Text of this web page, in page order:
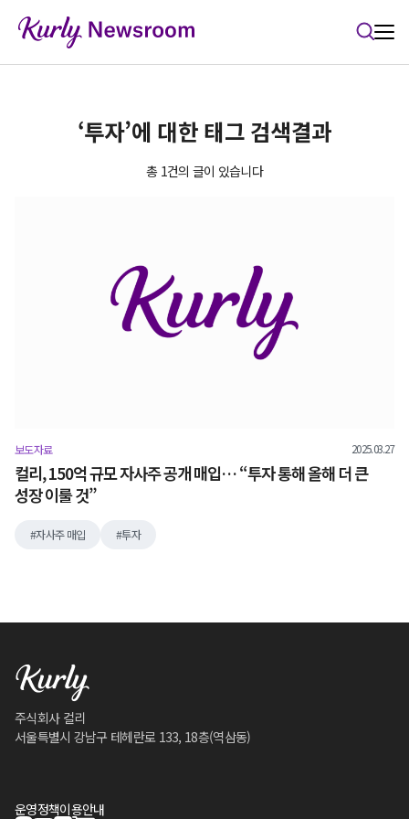
‘투자’에 대한 태그 검색결과
총 1건의 글이 있습니다
보도자료 2025.03.27
컬리, 150억 규모 자사주 공개 매입… “투자 통해 올해 더 큰
성장 이룰 것”
자사주 매입 투자
주식회사 컬리
서울특별시 강남구 테헤란로 133, 18층(역삼동)
운영정책이용안내